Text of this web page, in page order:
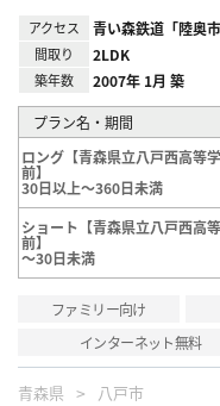
アクセス 青い森鉄道「陸奥市
間取り 2LDK
築年数 2007年 1月 築
プラン名・期間
ロング【青森県立八戸西高等
前】
30日以上～360日未満
ショート【青森県立八戸西高
前】
～30日未満
ファミリー向け
インターネット無料
青森県 八戸市